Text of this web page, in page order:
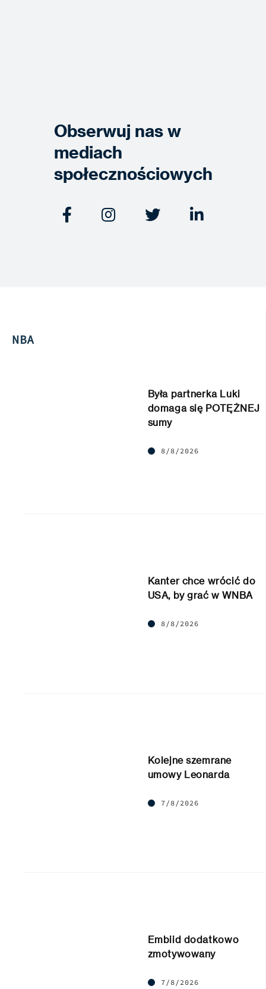
Obserwuj nas w
mediach
społecznościowych
   
NBA
Była partnerka Luki
domaga się POTĘŻNEJ
sumy
8/8/2026
Kanter chce wrócić do
USA, by grać w WNBA
8/8/2026
Kolejne szemrane
umowy Leonarda
7/8/2026
Embiid dodatkowo
zmotywowany
7/8/2026